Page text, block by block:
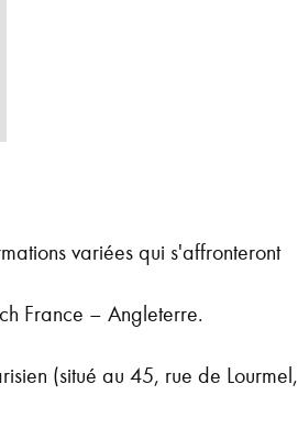
variées qui s'affronteront
France – Angleterre.
(situé au 45, rue de Lourmel,